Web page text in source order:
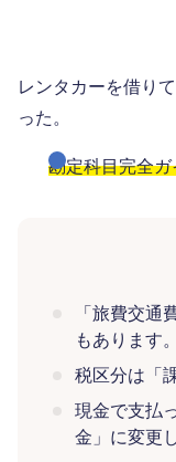
レンタカーを借り
った。
勘定科目完全
「旅費交通
もあります。
税区分は「
現金で支払
金」に変更